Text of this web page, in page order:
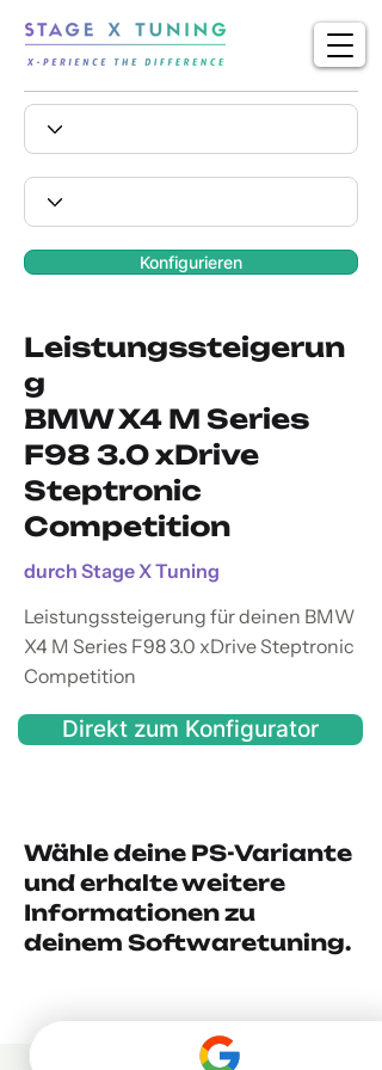
Konfigurieren
Leistungssteigerun
g
BMW X4 M Series
F98 3.0 xDrive
Steptronic
Competition
durch Stage X Tuning
Leistungssteigerung für deinen BMW
X4 M Series F98 3.0 xDrive Steptronic
Competition
Direkt zum Konfigurator
Wähle deine PS-Variante
und erhalte weitere
Informationen zu
deinem Softwaretuning.